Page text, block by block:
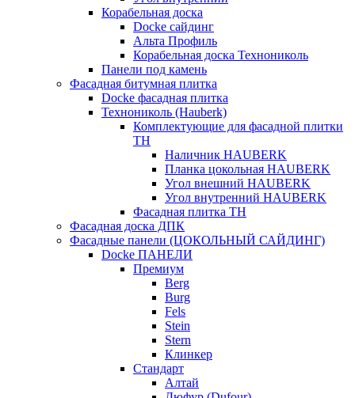
Корабельная доска
Docke сайдинг
Альта Профиль
Корабельная доска Технониколь
Панели под камень
Фасадная битумная плитка
Docke фасадная плитка
Технониколь (Hauberk)
Комплектующие для фасадной плитки
ТН
Наличник HAUBERK
Планка цокольная HAUBERK
Угол внешний HAUBERK
Угол внутренний HAUBERK
Фасадная плитка ТН
Фасадная доска ДПК
Фасадные панели (ЦОКОЛЬНЫЙ САЙДИНГ)
Docke ПАНЕЛИ
Премиум
Berg
Burg
Fels
Stein
Stern
Клинкер
Стандарт
Алтай